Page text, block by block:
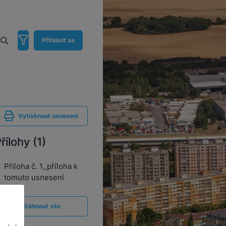
Přihlásit se
Vytisknout usnesení
(1)
Příloha č. 1_příloha k
tomuto usnesení
Stáhnout vše